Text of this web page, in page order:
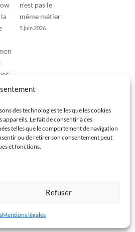
des technologies telles que les cookies
Le fait de consentir à ces
telles que le comportement de navigation
ou de retirer son consentement peut
et fonctions.
Refuser
Mentions légales
n’est pas le
même métier
5 juin 2026